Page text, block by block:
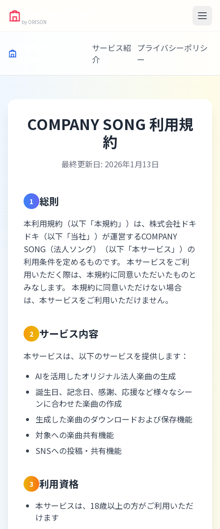
by ORISON
サービス紹
介
プライバシーポリシ
ー
COMPANY SONG 利用規
約
最終更新日: 2026年1月13日
1 総則
本利用規約（以下「本規約」）は、株式会社ドキ
ドキ（以下「当社」）が運営するCOMPANY
SONG（法人ソング）（以下「本サービス」）の
利用条件を定めるものです。 本サービスをご利
用いただく際は、本規約に同意いただいたものと
みなします。 本規約に同意いただけない場合
は、本サービスをご利用いただけません。
2 サービス内容
本サービスは、以下のサービスを提供します：
AIを活用したオリジナル法人楽曲の生成
誕生日、記念日、感謝、応援など様々なシー
ンに合わせた楽曲の作成
生成した楽曲のダウンロードおよび保存機能
対象への楽曲共有機能
SNSへの投稿・共有機能
3 利用資格
本サービスは、18歳以上の方がご利用いただ
けます